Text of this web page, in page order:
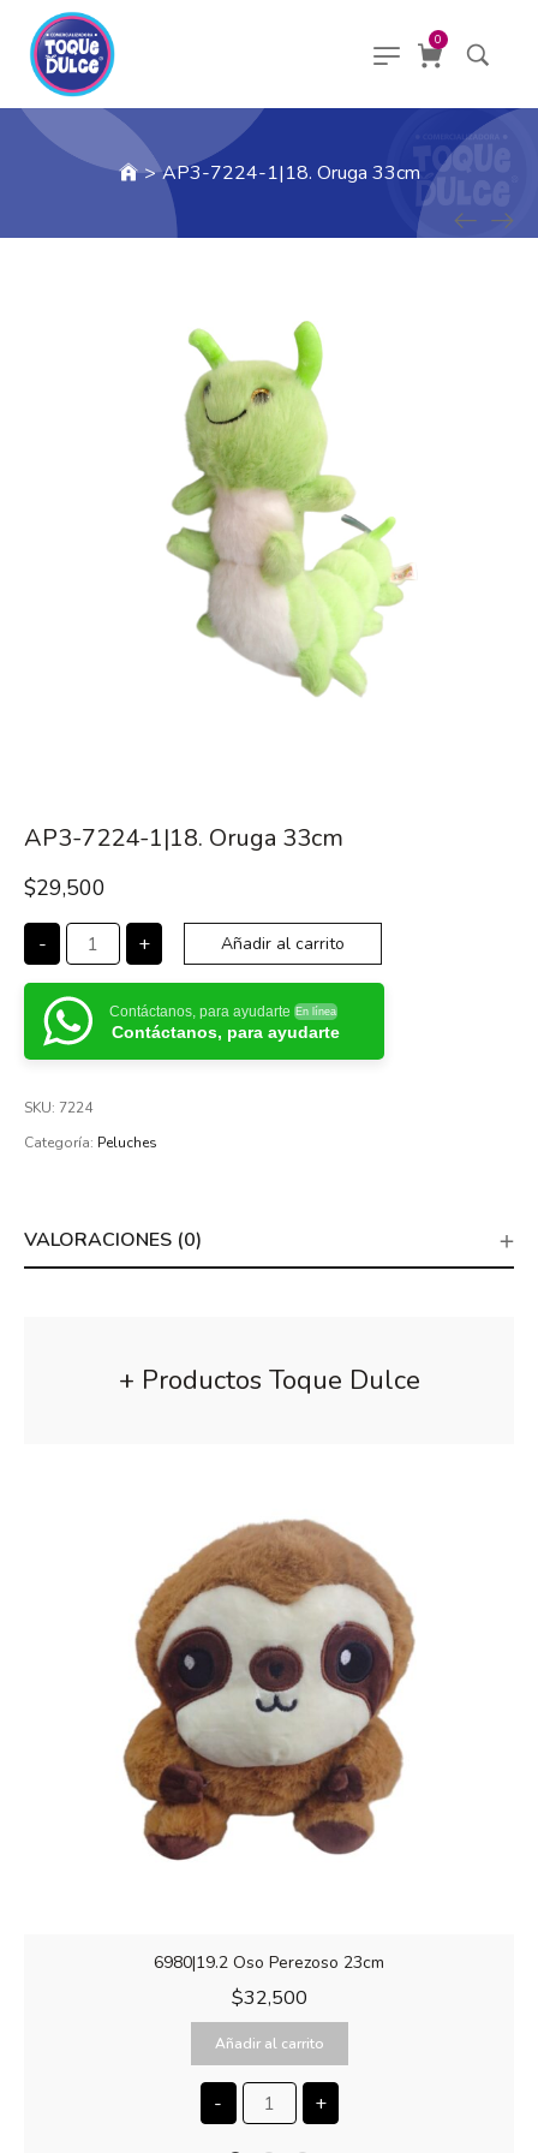
0
> AP3-7224-1|18. Oruga 33cm
AP3-7224-1|18. Oruga 33cm
$29,500
- + Añadir al carrito
Contáctanos, para ayudarte En línea
Contáctanos, para ayudarte
SKU: 7224
Categoría: Peluches
VALORACIONES (0)
+ Productos Toque Dulce
6980|19.2 Oso Perezoso 23cm
$32,500
Añadir al carrito
- +